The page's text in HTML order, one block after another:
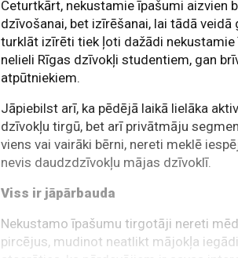
Ceturtkārt, nekustamie īpašumi aizvien
dzīvošanai, bet izīrēšanai, lai tādā veidā
turklāt izīrēti tiek ļoti dažādi
nelieli Rīgas dzīvokļi studentiem, gan
atpūtniekiem.
Jāpiebilst arī, ka pēdējā laikā lielāka
dzīvokļu tirgū, bet arī privātmāju
viens vai vairāki bērni, nereti meklē
nevis daudzdzīvokļu mājas dzīvoklī.
Viss ir jāpārbauda
Nekustamo īpašumu tirgotāji nereti
pircējus, mudinot neatlikt mājokļa